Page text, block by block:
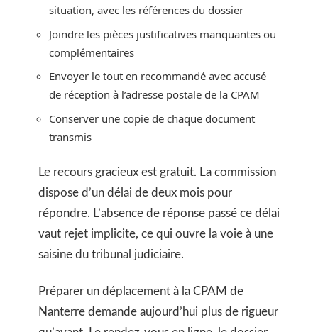
situation, avec les références du dossier
Joindre les pièces justificatives manquantes ou
complémentaires
Envoyer le tout en recommandé avec accusé
de réception à l’adresse postale de la CPAM
Conserver une copie de chaque document
transmis
Le recours gracieux est gratuit. La commission
dispose d’un délai de deux mois pour
répondre. L’absence de réponse passé ce délai
vaut rejet implicite, ce qui ouvre la voie à une
saisine du tribunal judiciaire.
Préparer un déplacement à la CPAM de
Nanterre demande aujourd’hui plus de rigueur